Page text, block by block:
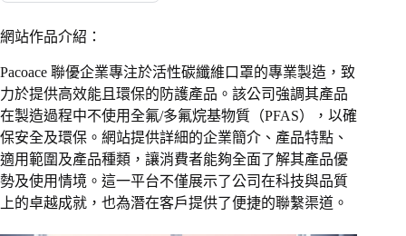
網站作品介紹：
Pacoace 聯優企業專注於活性碳纖維口罩的專業製造，致
力於提供高效能且環保的防護產品。該公司強調其產品
在製造過程中不使用全氟/多氟烷基物質（PFAS），以確
保安全及環保。網站提供詳細的企業簡介、產品特點、
適用範圍及產品種類，讓消費者能夠全面了解其產品優
勢及使用情境。這一平台不僅展示了公司在科技與品質
上的卓越成就，也為潛在客戶提供了便捷的聯繫渠道。